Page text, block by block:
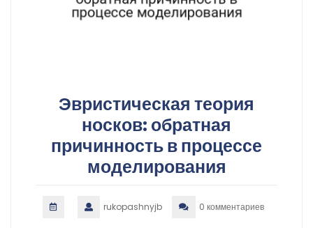
Эвристическая теория
носков: обратная
причинность в процессе
моделирования
rukopashnyjb 0 комментариев